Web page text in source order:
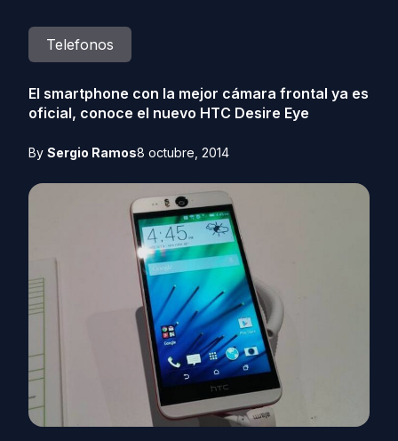
Telefonos
El smartphone con la mejor cámara frontal ya es
oficial, conoce el nuevo HTC Desire Eye
By Sergio Ramos8 octubre, 2014